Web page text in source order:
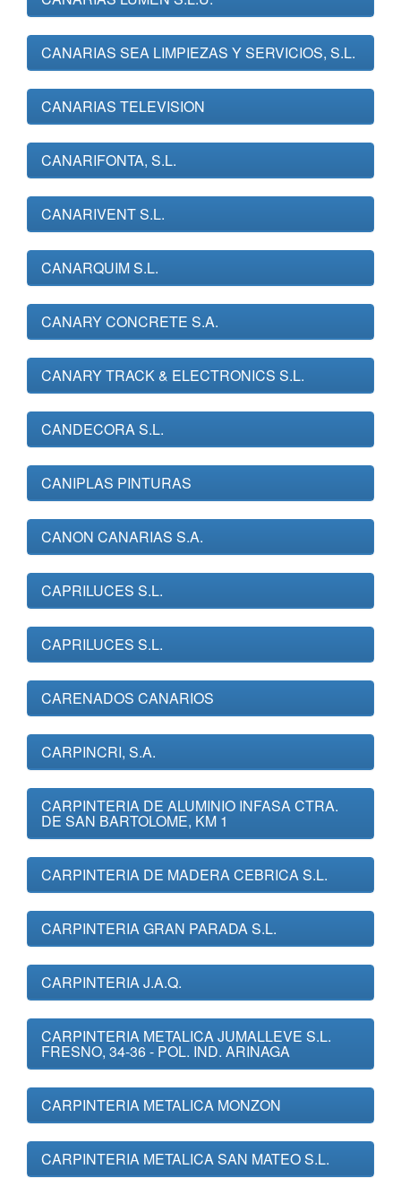
CANARIAS SEA LIMPIEZAS Y SERVICIOS, S.L.
CANARIAS TELEVISION
CANARIFONTA, S.L.
CANARIVENT S.L.
CANARQUIM S.L.
CANARY CONCRETE S.A.
CANARY TRACK & ELECTRONICS S.L.
CANDECORA S.L.
CANIPLAS PINTURAS
CANON CANARIAS S.A.
CAPRILUCES S.L.
CAPRILUCES S.L.
CARENADOS CANARIOS
CARPINCRI, S.A.
CARPINTERIA DE ALUMINIO INFASA CTRA.
DE SAN BARTOLOME, KM 1
CARPINTERIA DE MADERA CEBRICA S.L.
CARPINTERIA GRAN PARADA S.L.
CARPINTERIA J.A.Q.
CARPINTERIA METALICA JUMALLEVE S.L.
FRESNO, 34-36 - POL. IND. ARINAGA
CARPINTERIA METALICA MONZON
CARPINTERIA METALICA SAN MATEO S.L.